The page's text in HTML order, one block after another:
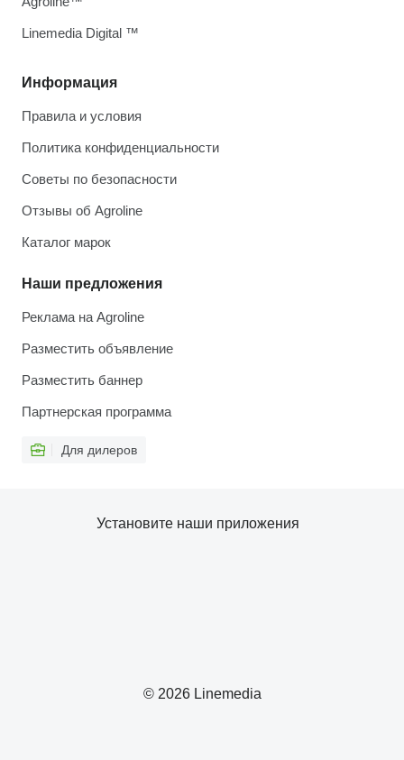
Информация
Правила и условия
Политика конфиденциальности
Советы по безопасности
Отзывы об Agroline
Каталог марок
Наши предложения
Реклама на Agroline
Разместить объявление
Разместить баннер
Партнерская программа
Для дилеров
Linemedia Digital ™
© 2026 Linemedia
Установите наши приложения